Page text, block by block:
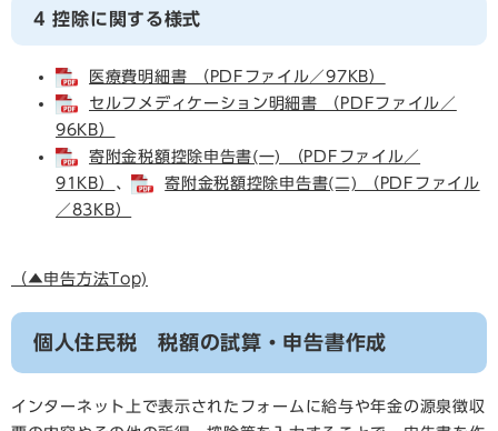
4 控除に関する様式
医療費明細書 （PDFファイル／97KB）
セルフメディケーション明細書 （PDFファイル／
96KB）
寄附金税額控除申告書(一) （PDFファイル／
91KB）
、
寄附金税額控除申告書(二) （PDFファイル
／83KB）
（▲申告方法Top)
個人住民税 税額の試算・申告書作成
インターネット上で表示されたフォームに給与や年金の源泉徴収